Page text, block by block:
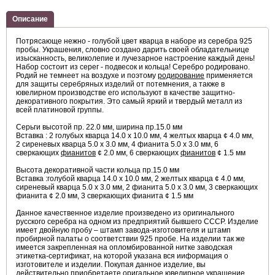
Описание
Потрясающе нежно - голубой цвет кварца в наборе из серебра 925
пробы. Украшения, словно создано дарить своей обладательнице
изысканность, великолепие и лучезарное настроение каждый день!
Набор состоит из серег - подвесок и кольца! Серебро родировано.
Родий не темнеет на воздухе и поэтому родирование применяется
для защиты серебряных изделий от потемнения, а также в
ювелирном производстве его используют в качестве защитно-
декоративного покрытия. Это самый яркий и твердый металл из
всей платиновой группы.
Серьги высотой пр. 22.0 мм, ширина пр.15.0 мм
Вставка : 2 голубых кварца 14.0 х 10.0 мм, 4 желтых кварца ¢ 4.0 мм,
2 сиреневых кварца 5.0 х 3.0 мм, 4 фианита 5.0 х 3.0 мм, 6
сверкающих фианитов ¢ 2.0 мм, 6 сверкающих фианитов ¢ 1.5 мм
Высота декоративной части кольца пр.15.0 мм
Вставка :голубой кварца 14.0 х 10.0 мм, 2 желтых кварца ¢ 4.0 мм,
сиреневый кварца 5.0 х 3.0 мм, 2 фианита 5.0 х 3.0 мм, 3 сверкающих
фианита ¢ 2.0 мм, 3 сверкающих фианита ¢ 1.5 мм
Данное качественное изделие произведено из оригинального
русского серебра на одном из предприятий бывшего СССР. Изделие
имеет двойную пробу – штамп завода-изготовителя и штамп
пробирной палаты о соответствии 925 пробе. На изделии так же
имеется закрепленная на опломбированной нитке заводская
этикетка-сертификат, на которой указана вся ииформация о
изготовителе и изделии. Покупая данное изделие, вы